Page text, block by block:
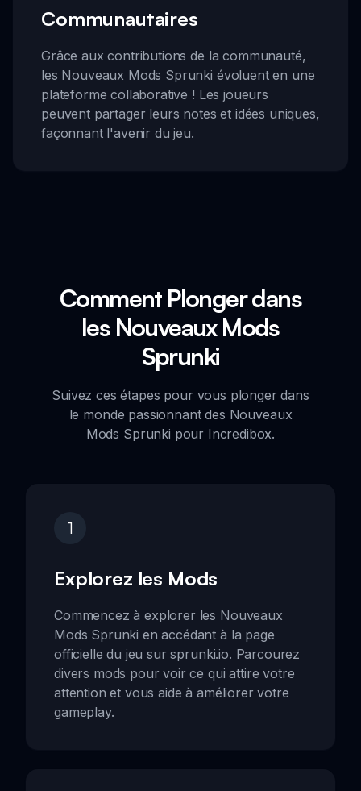
Communautaires
Grâce aux contributions de la communauté,
les Nouveaux Mods Sprunki évoluent en une
plateforme collaborative ! Les joueurs
peuvent partager leurs notes et idées uniques,
façonnant l'avenir du jeu.
Comment Plonger dans
les Nouveaux Mods
Sprunki
Suivez ces étapes pour vous plonger dans
le monde passionnant des Nouveaux
Mods Sprunki pour Incredibox.
1
Explorez les Mods
Commencez à explorer les Nouveaux
Mods Sprunki en accédant à la page
officielle du jeu sur sprunki.io. Parcourez
divers mods pour voir ce qui attire votre
attention et vous aide à améliorer votre
gameplay.